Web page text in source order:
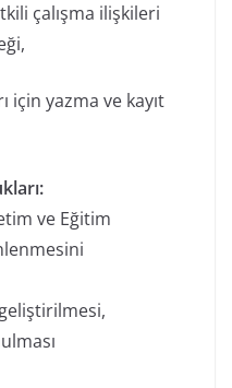
çalışma ilişkileri
için yazma ve kayıt
ve Eğitim